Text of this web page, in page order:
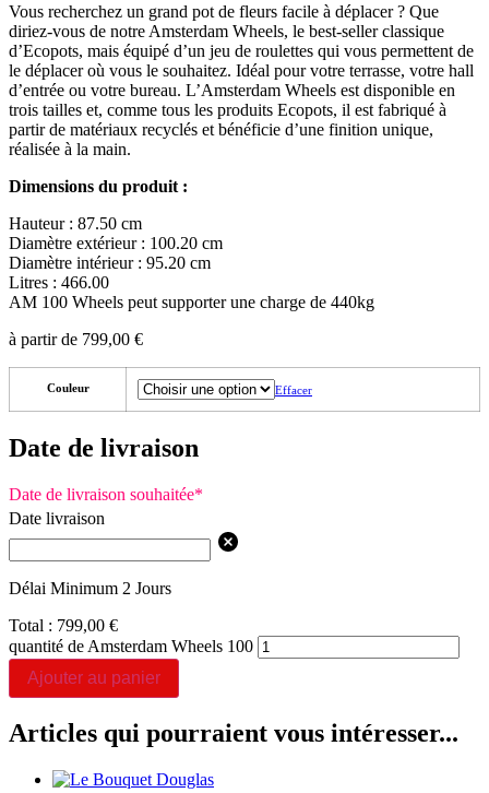
Vous recherchez un grand pot de fleurs facile à déplacer ? Que
diriez-vous de notre Amsterdam Wheels, le best-seller classique
d’Ecopots, mais équipé d’un jeu de roulettes qui vous permettent de
le déplacer où vous le souhaitez. Idéal pour votre terrasse, votre hall
d’entrée ou votre bureau. L’Amsterdam Wheels est disponible en
trois tailles et, comme tous les produits Ecopots, il est fabriqué à
partir de matériaux recyclés et bénéficie d’une finition unique,
réalisée à la main.
Dimensions du produit :
Hauteur : 87.50 cm
Diamètre extérieur : 100.20 cm
Diamètre intérieur : 95.20 cm
Litres : 466.00
AM 100 Wheels peut supporter une charge de 440kg
à partir de 799,00 €
Couleur Effacer
Date de livraison
Date de livraison souhaitée*
Date livraison
Délai Minimum 2 Jours
Total : 799,00 €
quantité de Amsterdam Wheels 100
Ajouter au panier
Articles qui pourraient vous intéresser...